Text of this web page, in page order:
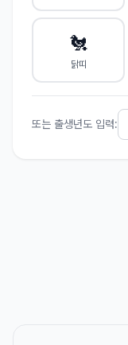
🐔
닭띠
또는 출생년도 입력: